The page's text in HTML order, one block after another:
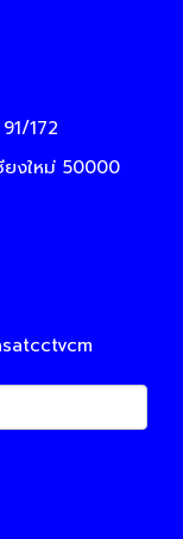
91/172
ยงใหม่ 50000